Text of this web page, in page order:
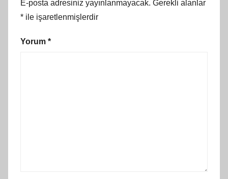
E-posta adresiniz yayınlanmayacak. Gerekli alanlar
* ile işaretlenmişlerdir
Yorum *